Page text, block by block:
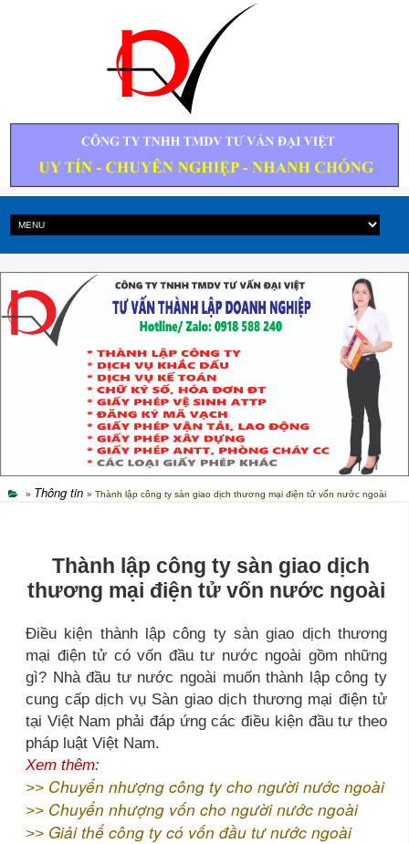
» Thông tin » Thành lập công ty sàn giao dịch thương mại điện tử vốn nước ngoài
Thành lập công ty sàn giao dịch
thương mại điện tử vốn nước ngoài
Điều kiện thành lập công ty sàn giao dịch thương
mại điện tử có vốn đầu tư nước ngoài gồm những
gì? Nhà đầu tư nước ngoài muốn thành lập công ty
cung cấp dịch vụ Sàn giao dịch thương mại điện tử
tại Việt Nam phải đáp ứng các điều kiện đầu tư theo
pháp luật Việt Nam.
Xem thêm:
>> Chuyển nhượng công ty cho người nước ngoài
>> Chuyển nhượng vốn cho người nước ngoài
>> Giải thể công ty có vốn đầu tư nước ngoài